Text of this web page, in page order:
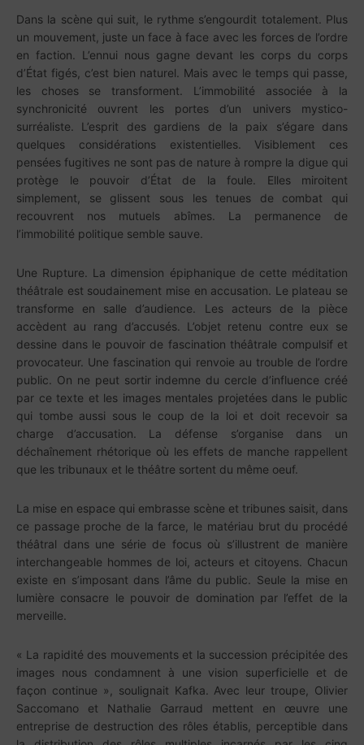
Dans la scène qui suit, le rythme s’engourdit totalement. Plus
un mouvement, juste un face à face avec les forces de l’ordre
en faction. L’ennui nous gagne devant les corps du corps
d’État figés, c’est bien naturel. Mais avec le temps qui passe,
les choses se transforment. L’immobilité associée à la
synchronicité ouvrent les portes d’un univers mystico-
surréaliste. L’esprit des gardiens de la paix s’égare dans
quelques considérations existentielles. Visiblement ces
pensées fugitives ne sont pas de nature à rompre la digue qui
protège le pouvoir d’État de la foule. Elles miroitent
simplement, se glissent sous les tenues de combat qui
recouvrent nos mutuels abîmes. La permanence de
l’immobilité politique semble sauve.
Une Rupture. La dimension épiphanique de cette méditation
théâtrale est soudainement mise en accusation. Le plateau se
transforme en salle d’audience. Les acteurs de la pièce
accèdent au rang d’accusés. L’objet retenu contre eux se
dessine dans le pouvoir de fascination théâtrale compulsif et
provocateur. Une fascination qui renvoie au trouble de l’ordre
public. On ne peut sortir indemne du cercle d’influence créé
par ce texte et les images mentales projetées dans le public
qui tombe aussi sous le coup de la loi et doit recevoir sa
charge d’accusation. La défense s’organise dans un
déchaînement rhétorique où les effets de manche rappellent
que les tribunaux et le théâtre sortent du même oeuf.
La mise en espace qui embrasse scène et tribunes saisit, dans
ce passage proche de la farce, le matériau brut du procédé
théâtral dans une série de focus où s’illustrent de manière
interchangeable hommes de loi, acteurs et citoyens. Chacun
existe en s’imposant dans l’âme du public. Seule la mise en
lumière consacre le pouvoir de domination par l’effet de la
merveille.
« La rapidité des mouvements et la succession précipitée des
images nous condamnent à une vision superficielle et de
façon continue », soulignait Kafka. Avec leur troupe, Olivier
Saccomano et Nathalie Garraud mettent en œuvre une
entreprise de destruction des rôles établis, perceptible dans